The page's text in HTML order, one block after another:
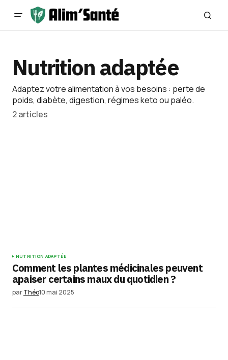
Nutrition adaptée
Adaptez votre alimentation à vos besoins : perte de
poids, diabète, digestion, régimes keto ou paléo.
2 articles
NUTRITION ADAPTÉE
Comment les plantes médicinales peuvent
apaiser certains maux du quotidien ?
parThéo10 mai 2025